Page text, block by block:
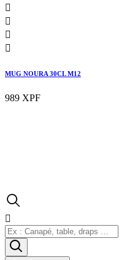




MUG NOURA 30CL M12
989 XPF
